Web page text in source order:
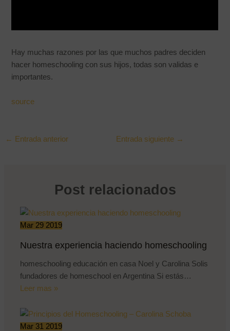
Hay muchas razones por las que muchos padres deciden
hacer homeschooling con sus hijos, todas son validas e
importantes.
source
← Entrada anterior Entrada siguiente →
Post relacionados
Mar 29 2019
Nuestra experiencia haciendo homeschooling
homeschooling educación en casa Noel y Carolina Solis
fundadores de homeschool en Argentina Si estás…
Leer mas »
Mar 31 2019